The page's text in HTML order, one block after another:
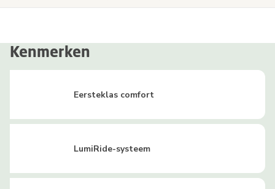
Kenmerken
Eersteklas comfort
LumiRide-systeem